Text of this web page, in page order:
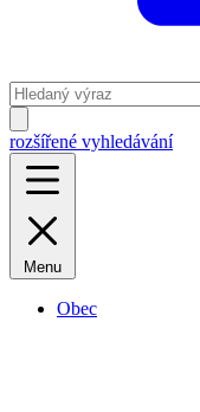
rozšířené vyhledávání
Menu
Obec